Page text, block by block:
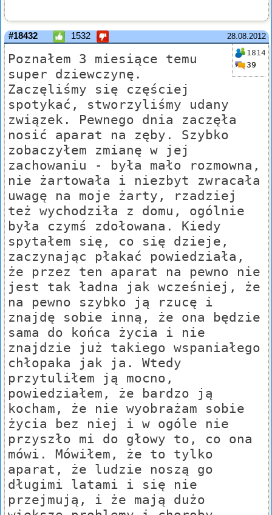
28.08.2012
#18432 1532
1814
39
Poznałem 3 miesiące temu
super dziewczynę.
Zaczęliśmy się częściej
spotykać, stworzyliśmy udany
związek. Pewnego dnia zaczęła
nosić aparat na zęby. Szybko
zobaczyłem zmianę w jej
zachowaniu - była mało rozmowna,
nie żartowała i niezbyt zwracała
uwagę na moje żarty, rzadziej
też wychodziła z domu, ogólnie
była czymś zdołowana. Kiedy
spytałem się, co się dzieje,
zaczynając płakać powiedziała,
że przez ten aparat na pewno nie
jest tak ładna jak wcześniej, że
na pewno szybko ją rzucę i
znajdę sobie inną, że ona będzie
sama do końca życia i nie
znajdzie już takiego wspaniałego
chłopaka jak ja. Wtedy
przytuliłem ją mocno,
powiedziałem, że bardzo ją
kocham, że nie wyobrażam sobie
życia bez niej i w ogóle nie
przyszło mi do głowy to, co ona
mówi. Mówiłem, że to tylko
aparat, że ludzie noszą go
długimi latami i się nie
przejmują, i że mają dużo